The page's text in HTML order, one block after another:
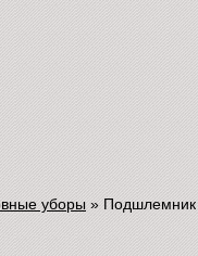
уборы » Подшлемник